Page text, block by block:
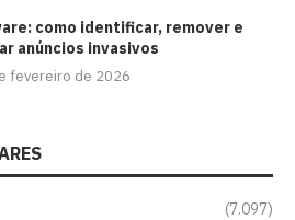
como identificar, remover e
anúncios invasivos
fevereiro de 2026
(7.097)